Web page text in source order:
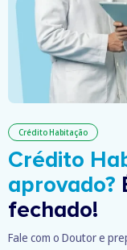
Crédito Habitação
Crédito
aprovado?
fechado!
Fale com o Doutor e